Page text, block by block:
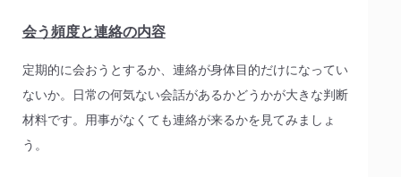
会う頻度と連絡の内容
定期的に会おうとするか、連絡が身体目的だけになってい
ないか。日常の何気ない会話があるかどうかが大きな判断
材料です。用事がなくても連絡が来るかを見てみましょ
う。